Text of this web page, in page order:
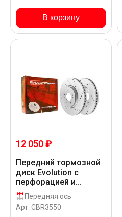
В корзину
12 050 ₽
Передний тормозной
диск Evolution с
перфорацией и
насечками в покрытии
GEOMET для Hyundai
TUCSON L NX
Передняя ось
Арт: CBR3550